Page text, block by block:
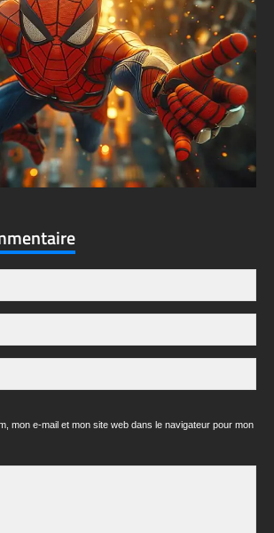
mon e-mail et mon site web dans le navigateur pour mon